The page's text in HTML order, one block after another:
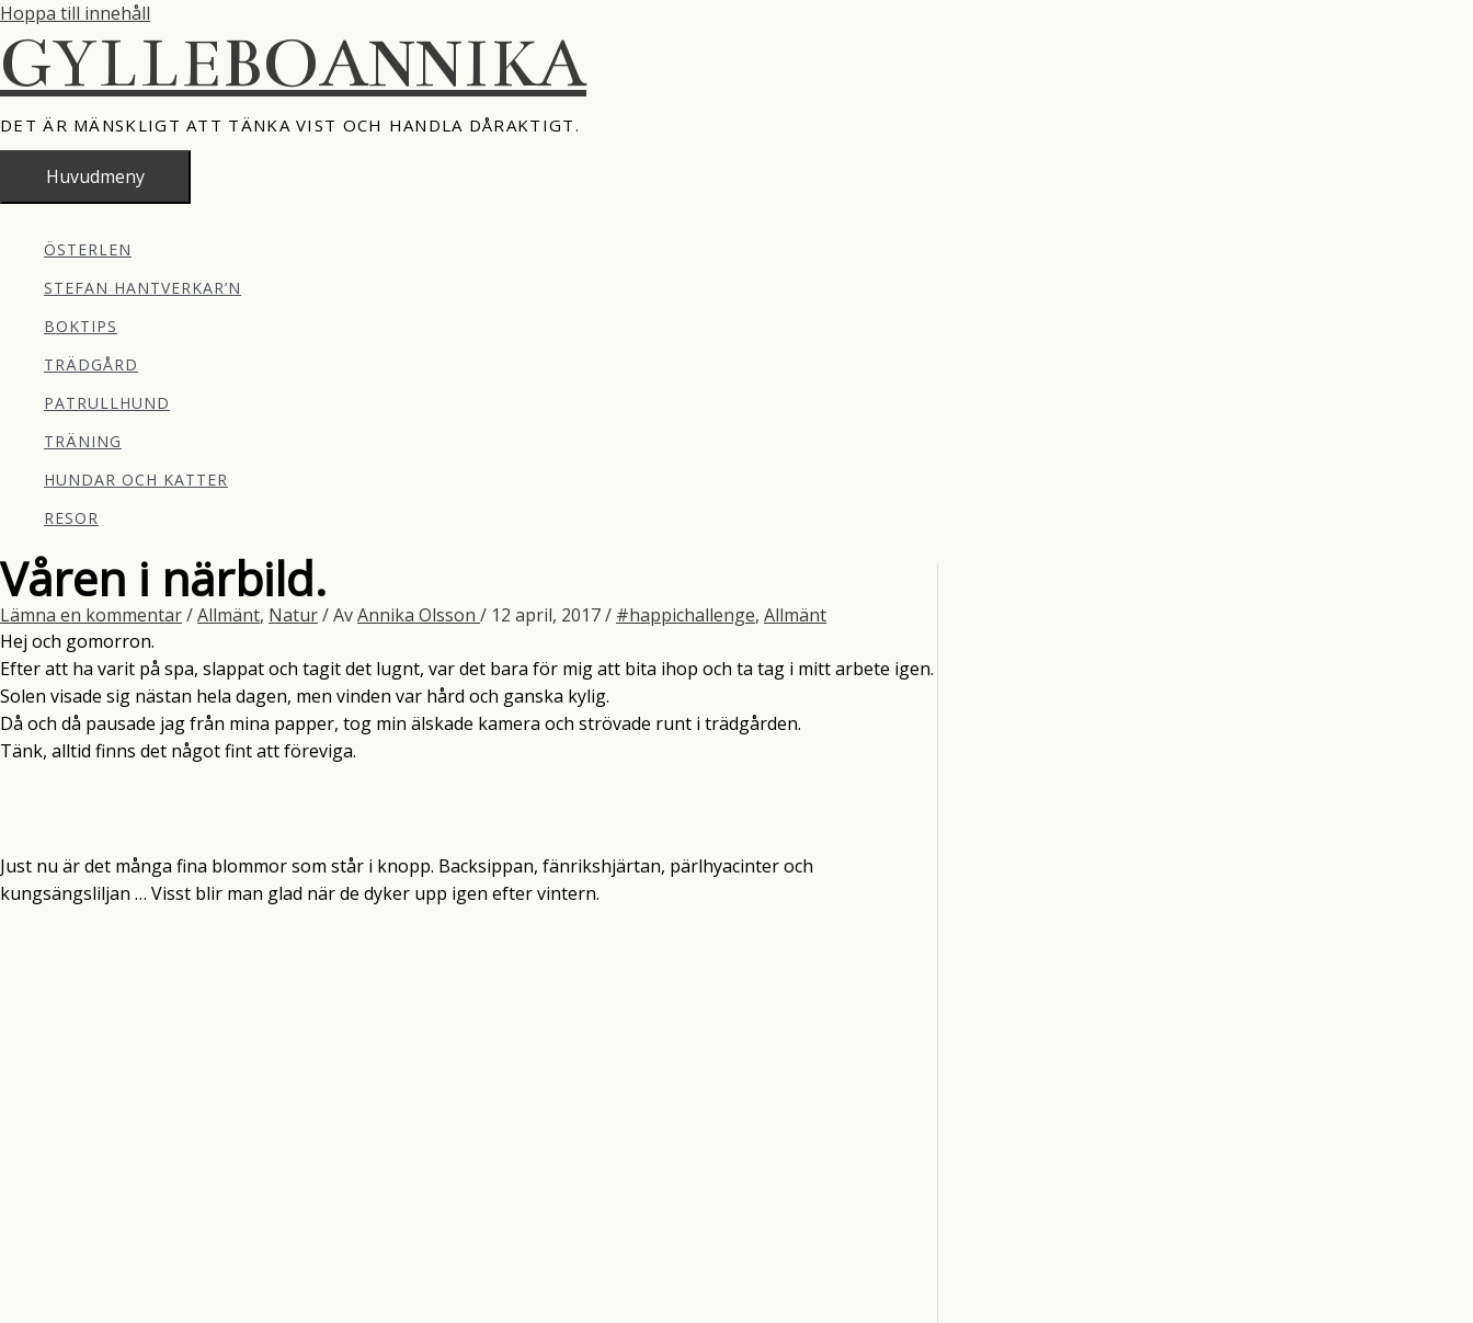
Hoppa till innehåll
GYLLEBOANNIKA
DET ÄR MÄNSKLIGT ATT TÄNKA VIST OCH HANDLA DÅRAKTIGT.
Huvudmeny
ÖSTERLEN
STEFAN HANTVERKAR’N
BOKTIPS
TRÄDGÅRD
PATRULLHUND
TRÄNING
HUNDAR OCH KATTER
RESOR
Våren i närbild.
Lämna en kommentar/Allmänt, Natur/ AvAnnika Olsson / 12 april, 2017/ #happichallenge, Allmänt
Hej och gomorron.
Efter att ha varit på spa, slappat och tagit det lugnt, var det bara för mig att bita ihop och ta tag i mitt arbete igen.
Solen visade sig nästan hela dagen, men vinden var hård och ganska kylig.
Då och då pausade jag från mina papper, tog min älskade kamera och strövade runt i trädgården.
Tänk, alltid finns det något fint att föreviga.
Just nu är det många fina blommor som står i knopp. Backsippan, fänrikshjärtan, pärlhyacinter och
kungsängsliljan … Visst blir man glad när de dyker upp igen efter vintern.